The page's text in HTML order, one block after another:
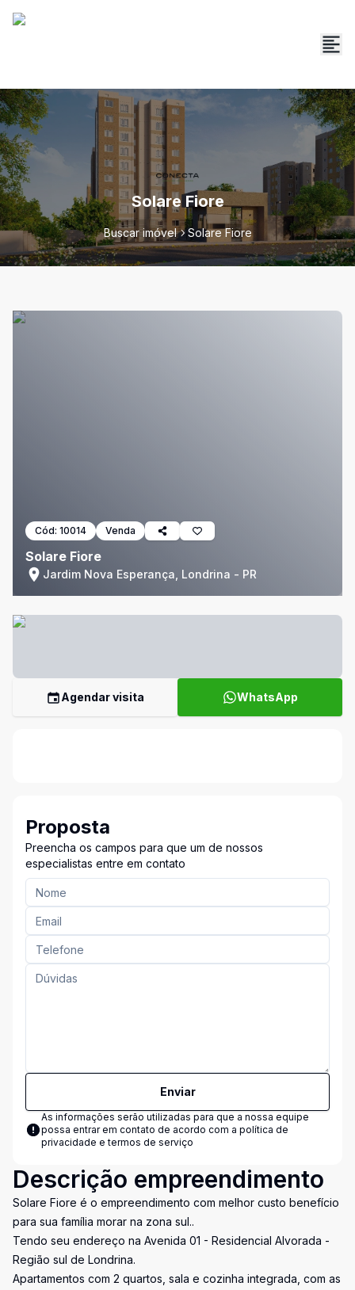
Solare Fiore
Buscar imóvel Solare Fiore
Cód: 10014 Venda
Solare Fiore
Jardim Nova Esperança, Londrina - PR
Agendar visita WhatsApp
Proposta
Preencha os campos para que um de nossos
especialistas entre em contato
Enviar
As informações serão utilizadas para que a nossa equipe
possa entrar em contato de acordo com a política de
privacidade e termos de serviço
Descrição empreendimento
Solare Fiore é o empreendimento com melhor custo benefício
para sua família morar na zona sul..
Tendo seu endereço na Avenida 01 - Residencial Alvorada -
Região sul de Londrina.
Apartamentos com 2 quartos, sala e cozinha integrada, com as